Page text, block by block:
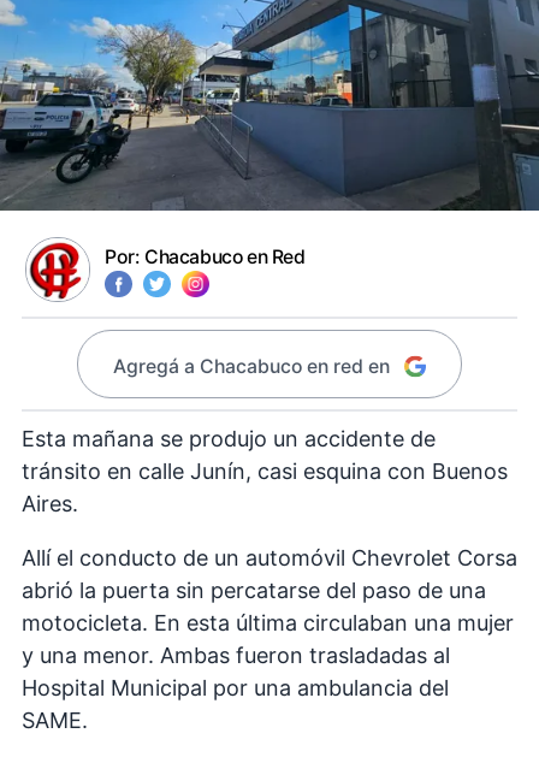
Por: Chacabuco en Red
Agregá a Chacabuco en red en
Esta mañana se produjo un accidente de
tránsito en calle Junín, casi esquina con Buenos
Aires.
Allí el conducto de un automóvil Chevrolet Corsa
abrió la puerta sin percatarse del paso de una
motocicleta. En esta última circulaban una mujer
y una menor. Ambas fueron trasladadas al
Hospital Municipal por una ambulancia del
SAME.